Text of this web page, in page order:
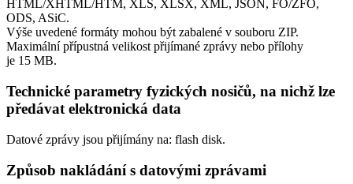
HTML/XHTML/HTM, XLS, XLSX, XML, JSON, FO/ZFO,
ODS, ASiC.
Výše uvedené formáty mohou být zabalené v souboru ZIP.
Maximální přípustná velikost přijímané zprávy nebo přílohy
je 15 MB.
Technické parametry fyzických nosičů, na nichž lze
předávat elektronická data
Datové zprávy jsou přijímány na: flash disk.
Způsob nakládání s datovými zprávami